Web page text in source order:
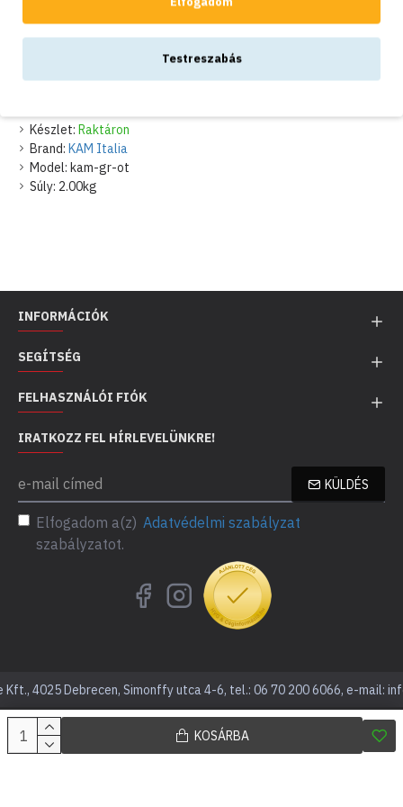
Készlet: Raktáron
Brand: KAM Italia
Model: kam-gr-ot
Súly: 2.00kg
16,000Ft
Nettó ár: 12,598Ft
KOSÁRBA
INFORMÁCIÓK
SEGÍTSÉG
FELHASZNÁLÓI FIÓK
IRATKOZZ FEL HÍRLEVELÜNKRE!
KÜLDÉS
Elfogadom a(z) Adatvédelmi szabályzat
szabályzatot.
4025 Debrecen, Simonffy utca 4-6, tel.: 06 70 200 6066, e-mail:
Testreszabás